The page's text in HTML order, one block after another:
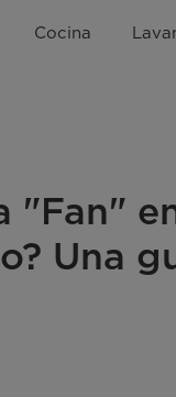
Cocina
"Fan"
Una